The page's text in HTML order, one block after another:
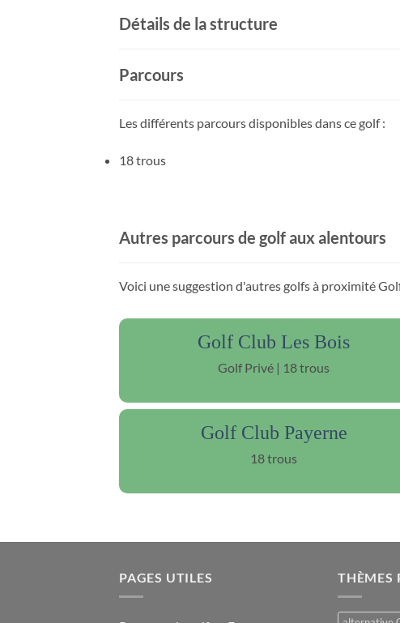
Détails de la structure
Parcours
Les différents parcours disponibles dans ce golf :
18 trous
Autres parcours de golf aux alentours
Voici une suggestion d'autres golfs à proximité
Golf Club Les Bois
Golf Privé | 18 trous
Golf Club Payerne
18 trous
PAGES UTILES THÈMES